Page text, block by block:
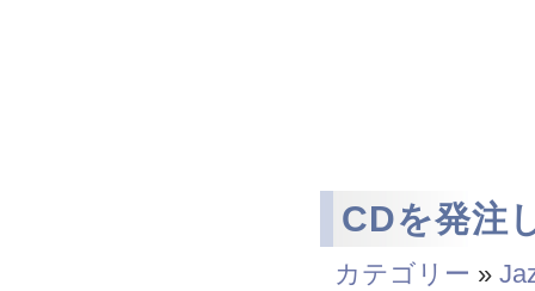
CDを発注
カテゴリー »